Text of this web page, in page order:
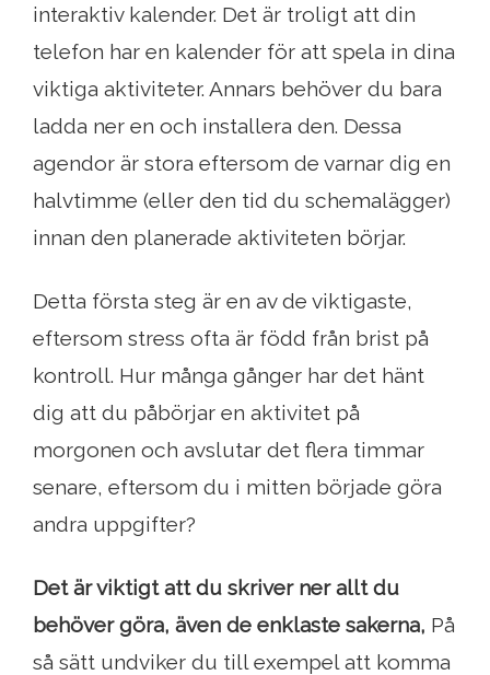
interaktiv kalender. Det är troligt att din
telefon har en kalender för att spela in dina
viktiga aktiviteter. Annars behöver du bara
ladda ner en och installera den. Dessa
agendor är stora eftersom de varnar dig en
halvtimme (eller den tid du schemalägger)
innan den planerade aktiviteten börjar.
Detta första steg är en av de viktigaste,
eftersom stress ofta är född från brist på
kontroll. Hur många gånger har det hänt
dig att du påbörjar en aktivitet på
morgonen och avslutar det flera timmar
senare, eftersom du i mitten började göra
andra uppgifter?
Det är viktigt att du skriver ner allt du
behöver göra, även de enklaste sakerna, På
så sätt undviker du till exempel att komma